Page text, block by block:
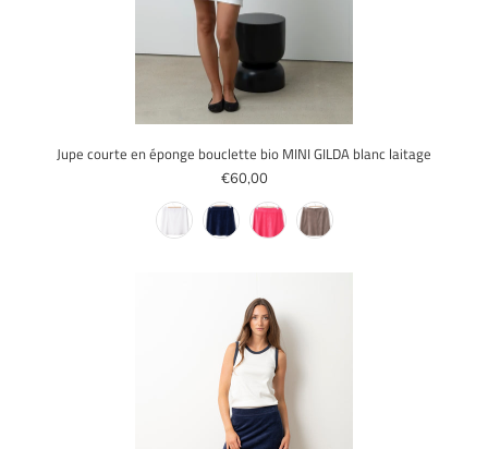
Jupe courte en éponge bouclette bio MINI GILDA blanc laitage
€60,00